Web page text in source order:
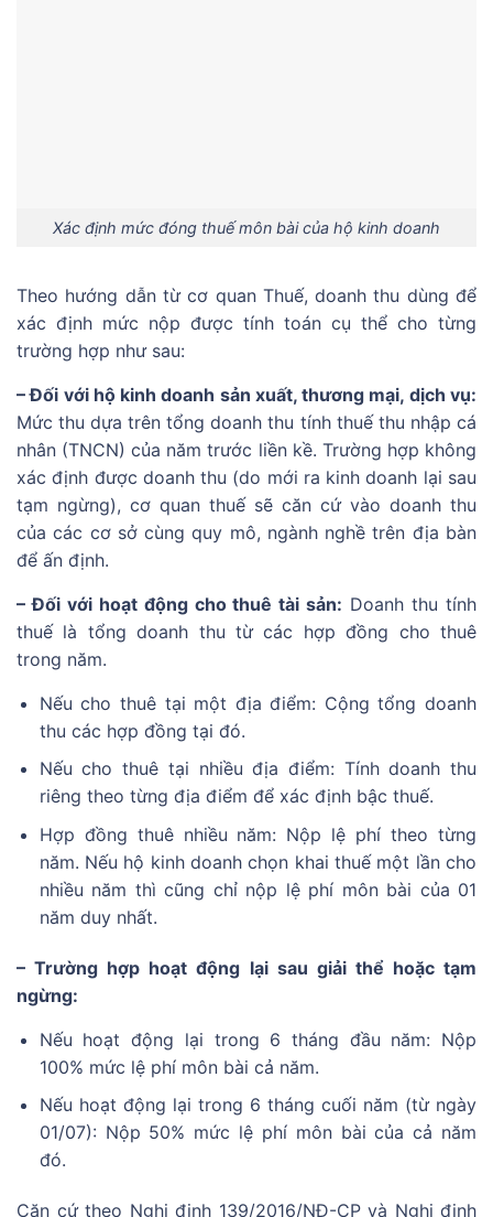
Xác định mức đóng thuế môn bài của hộ kinh doanh
Theo hướng dẫn từ cơ quan Thuế, doanh thu dùng để
xác định mức nộp được tính toán cụ thể cho từng
trường hợp như sau:
– Đối với hộ kinh doanh sản xuất, thương mại, dịch vụ:
Mức thu dựa trên tổng doanh thu tính thuế thu nhập cá
nhân (TNCN) của năm trước liền kề. Trường hợp không
xác định được doanh thu (do mới ra kinh doanh lại sau
tạm ngừng), cơ quan thuế sẽ căn cứ vào doanh thu
của các cơ sở cùng quy mô, ngành nghề trên địa bàn
để ấn định.
– Đối với hoạt động cho thuê tài sản: Doanh thu tính
thuế là tổng doanh thu từ các hợp đồng cho thuê
trong năm.
Nếu cho thuê tại một địa điểm: Cộng tổng doanh
thu các hợp đồng tại đó.
Nếu cho thuê tại nhiều địa điểm: Tính doanh thu
riêng theo từng địa điểm để xác định bậc thuế.
Hợp đồng thuê nhiều năm: Nộp lệ phí theo từng
năm. Nếu hộ kinh doanh chọn khai thuế một lần cho
nhiều năm thì cũng chỉ nộp lệ phí môn bài của 01
năm duy nhất.
– Trường hợp hoạt động lại sau giải thể hoặc tạm
ngừng:
Nếu hoạt động lại trong 6 tháng đầu năm: Nộp
100% mức lệ phí môn bài cả năm.
Nếu hoạt động lại trong 6 tháng cuối năm (từ ngày
01/07): Nộp 50% mức lệ phí môn bài của cả năm
đó.
Căn cứ theo Nghị định 139/2016/NĐ-CP và Nghị định